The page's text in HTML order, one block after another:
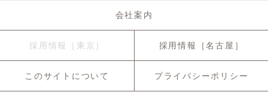
会社案内
採用情報［東京］ 採用情報［名古屋］
このサイトについて プライバシーポリシー